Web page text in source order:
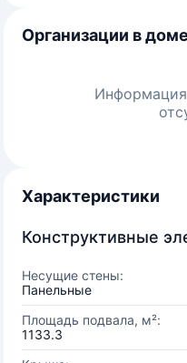
Организации в доме
Информация
Характеристики
Конструктивные
Несущие стены:
Панельные
Площадь подвала, м²:
1133.3